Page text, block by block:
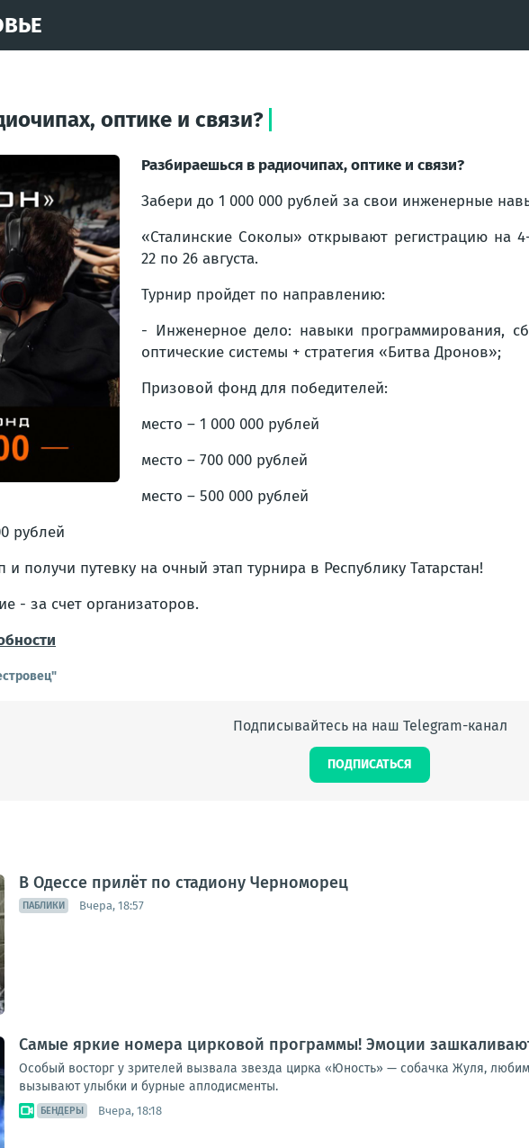
оптике и связи?
Разбираешься в радиочипах, оптике и связи?
Забери до 1 000 000 рублей за свои инженерные
«Сталинские Соколы» открывают регистрацию на
22 по 26 августа.
Турнир пройдет по направлению:
- Инженерное дело: навыки программирования,
оптические системы + стратегия «Битва Дронов»;
Призовой фонд для победителей:
место – 1 000 000 рублей
место – 700 000 рублей
место – 500 000 рублей
рублей
получи путевку на очный этап турнира в Республику Татарстан!
- за счет организаторов.
Подписывайтесь на наш Telegram-канал
ПОДПИСАТЬСЯ
В Одессе прилёт по стадиону Черноморец
ПАБЛИКИ Вчера, 18:57
Самые яркие номера цирковой программы! Эмоции
Особый восторг у зрителей вызвала звезда цирка «Юность» — собачка Жуля,
вызывают улыбки и бурные аплодисменты.
БЕНДЕРЫ Вчера, 18:18